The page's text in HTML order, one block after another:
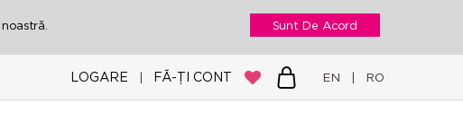
Sunt De Acord
LOGARE | FĂ-ȚI CONT EN | RO